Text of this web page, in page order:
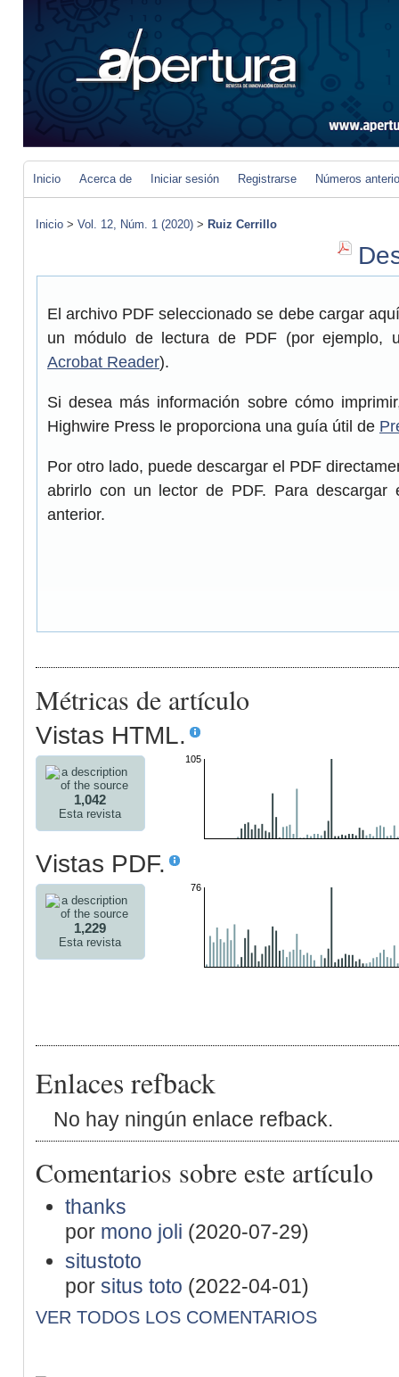
Inicio Acerca de Iniciar sesión Registrarse Números
Inicio > Vol. 12, Núm. 1 (2020) > Ruiz Cerrillo
El archivo PDF seleccionado se debe cargar
un módulo de lectura de PDF (por ejemplo,
Acrobat Reader).
Si desea más información sobre cómo
Highwire Press le proporciona una guía útil de
Por otro lado, puede descargar el PDF
abrirlo con un lector de PDF. Para
anterior.
Métricas de artículo
Vistas HTML.
1,042
Esta revista
105
Vistas PDF.
1,229
Esta revista
76
Enlaces refback
No hay ningún enlace refback.
Comentarios sobre este artículo
thanks
por mono joli (2020-07-29)
situstoto
por situs toto (2022-04-01)
VER TODOS LOS COMENTARIOS